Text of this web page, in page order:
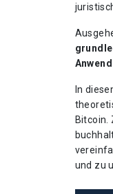
In
Bitcoin.
und zu